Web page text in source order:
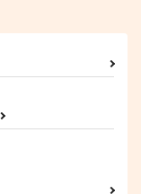
カイザにゃんが離れな
カイザー×潔世一